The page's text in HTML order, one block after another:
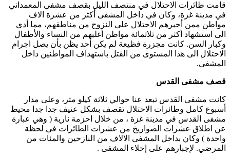
قامت طائرات الاحتلال في منتصف الليل بقصف مشفى المعمداني
في مدينة غزة، وكان في داخل المشفى أكثر من عشرة الاف
مواطن ممن أجبرهم الاحتلال على النزوح من مناطقهم، مما أدى
الى استشهاد أكثر من ثلاثمائة مواطن أغلبهم من النساء والأطفال
وكبار السن. كانت مجزرة فظيعة لم يكن أحد يظن بأن يصل اجرام
الاحتلال الى هذا المستوى من القتل باستهداف المواطنين داخل
المشفى.
قصف مشفى القدس
كانت مشفى القدس تبعد عنا حوالي ثلاثة كيلو متر، وعلى مدار
أسبوع كامل وطائرات الاحتلال تقصف بشكل عنيف جدا جدا محيط
مشفى القدس في مدينة غزة ، من خلال احزمة نارية ( وهي عبارة
عن اطلاق عشرات الصواريخ من عشرات الطائرات في لحظة
واحدة ) وكان بداخل المشفى الالاف من النازحين والمئات من
المرضي. لإجبارهم على إخلاء المشفى .